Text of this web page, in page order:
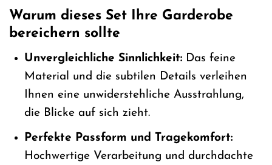
Warum dieses Set Ihre Garderobe
bereichern sollte
Unvergleichliche Sinnlichkeit:Das feine
Material und die subtilen Details verleihen
Ihnen eine unwiderstehliche Ausstrahlung,
die Blicke auf sich zieht.
Perfekte Passform und Tragekomfort:
Hochwertige Verarbeitung und durchdachte